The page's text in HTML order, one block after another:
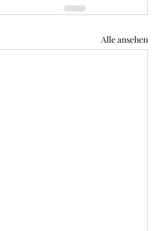
Alle ansehen